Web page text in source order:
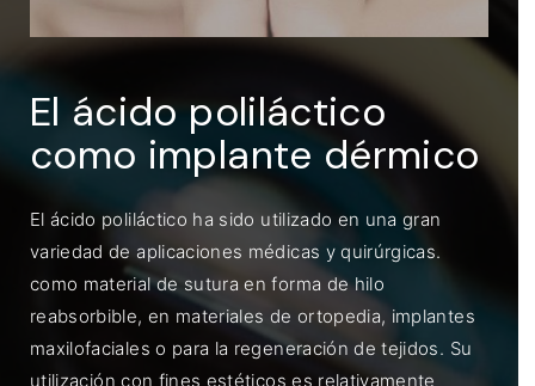
El ácido poliláctico
como implante dérmico
El ácido poliláctico ha sido utilizado en una gran
variedad de aplicaciones médicas y quirúrgicas.
como material de sutura en forma de hilo
reabsorbible, en materiales de ortopedia, implantes
maxilofaciales o para la regeneración de tejidos. Su
utilización con fines estéticos es relativamente